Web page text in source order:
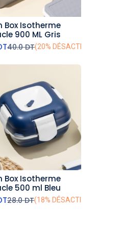
au panier
Box Isotherme
900 ML Gris
40.0DT(20% DÉSACTIVÉ)
au panier
Box Isotherme
500 ml Bleu
28.0DT(18% DÉSACTIVÉ)